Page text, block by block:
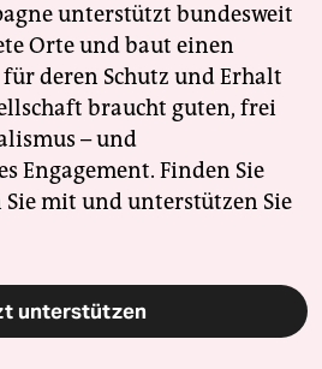
unterstützt bundesweit
Orte und baut einen
deren Schutz und Erhalt
braucht guten, frei
– und
Engagement. Finden Sie
Sie mit und unterstützen Sie
unterstützen